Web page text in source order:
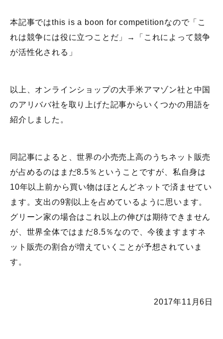
本記事ではthis is a boon for competitionなので「こ
れは競争には役に立つことだ」→「これによって競争
が活性化される」
以上、オンラインショップの大手米アマゾン社と中国
のアリババ社を取り上げた記事からいくつかの用語を
紹介しました。
同記事によると、世界の小売売上高のうちネット販売
が占めるのはまだ8.5％ということですが、私自身は
10年以上前から買い物はほとんどネットで済ませてい
ます。支出の9割以上を占めているように思います。
グリーン家の場合はこれ以上の伸びは期待できません
が、世界全体ではまだ8.5％なので、今後ますますネ
ット販売の割合が増えていくことが予想されていま
す。
2017年11月6日